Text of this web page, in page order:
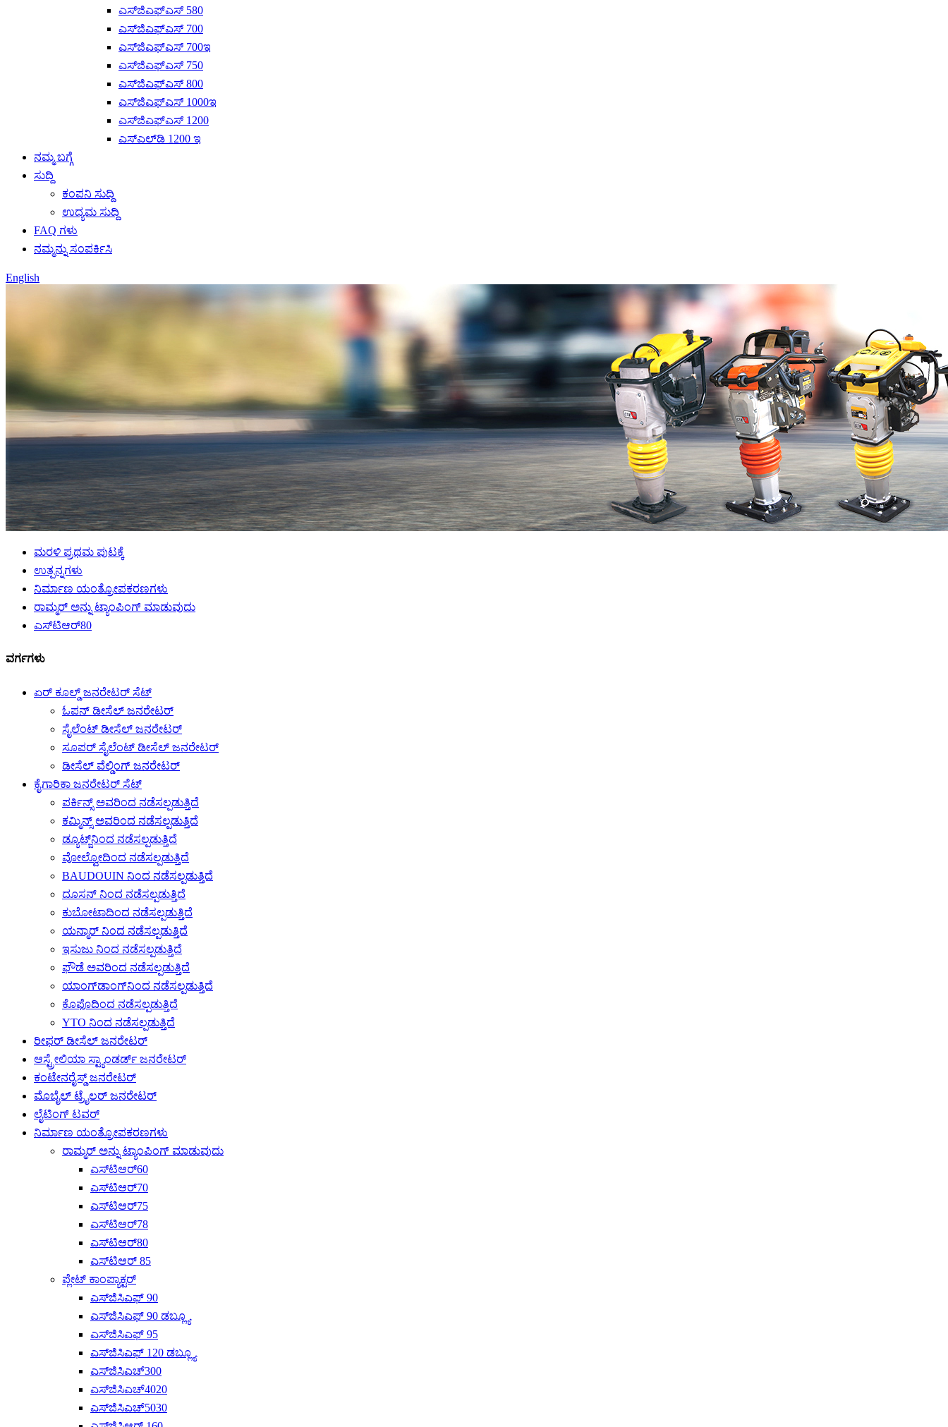
ಎಸ್‌ಜಿಎಫ್‌ಎಸ್ 580
ಎಸ್‌ಜಿಎಫ್‌ಎಸ್ 700
ಎಸ್‌ಜಿಎಫ್‌ಎಸ್ 700ಇ
ಎಸ್‌ಜಿಎಫ್‌ಎಸ್ 750
ಎಸ್‌ಜಿಎಫ್‌ಎಸ್ 800
ಎಸ್‌ಜಿಎಫ್‌ಎಸ್ 1000ಇ
ಎಸ್‌ಜಿಎಫ್‌ಎಸ್ 1200
ಎಸ್‌ಎಲ್‌ಡಿ 1200 ಇ
ನಮ್ಮ ಬಗ್ಗೆ
ಸುದ್ದಿ
ಕಂಪನಿ ಸುದ್ದಿ
ಉದ್ಯಮ ಸುದ್ದಿ
FAQ ಗಳು
ನಮ್ಮನ್ನು ಸಂಪರ್ಕಿಸಿ
English
ಮರಳಿ ಪ್ರಥಮ ಪುಟಕ್ಕೆ
ಉತ್ಪನ್ನಗಳು
ನಿರ್ಮಾಣ ಯಂತ್ರೋಪಕರಣಗಳು
ರಾಮ್ಮರ್ ಅನ್ನು ಟ್ಯಾಂಪಿಂಗ್ ಮಾಡುವುದು
ಎಸ್‌ಟಿಆರ್80
ವರ್ಗಗಳು
ಏರ್ ಕೂಲ್ಡ್ ಜನರೇಟರ್ ಸೆಟ್
ಓಪನ್ ಡೀಸೆಲ್ ಜನರೇಟರ್
ಸೈಲೆಂಟ್ ಡೀಸೆಲ್ ಜನರೇಟರ್
ಸೂಪರ್ ಸೈಲೆಂಟ್ ಡೀಸೆಲ್ ಜನರೇಟರ್
ಡೀಸೆಲ್ ವೆಲ್ಡಿಂಗ್ ಜನರೇಟರ್
ಕೈಗಾರಿಕಾ ಜನರೇಟರ್ ಸೆಟ್
ಪರ್ಕಿನ್ಸ್ ಅವರಿಂದ ನಡೆಸಲ್ಪಡುತ್ತಿದೆ
ಕಮ್ಮಿನ್ಸ್ ಅವರಿಂದ ನಡೆಸಲ್ಪಡುತ್ತಿದೆ
ಡ್ಯೂಟ್ಜ್‌ನಿಂದ ನಡೆಸಲ್ಪಡುತ್ತಿದೆ
ವೋಲ್ವೋದಿಂದ ನಡೆಸಲ್ಪಡುತ್ತಿದೆ
BAUDOUIN ನಿಂದ ನಡೆಸಲ್ಪಡುತ್ತಿದೆ
ದೂಸನ್ ನಿಂದ ನಡೆಸಲ್ಪಡುತ್ತಿದೆ
ಕುಬೋಟಾದಿಂದ ನಡೆಸಲ್ಪಡುತ್ತಿದೆ
ಯನ್ಮಾರ್ ನಿಂದ ನಡೆಸಲ್ಪಡುತ್ತಿದೆ
ಇಸುಜು ನಿಂದ ನಡೆಸಲ್ಪಡುತ್ತಿದೆ
ಫೌಡೆ ಅವರಿಂದ ನಡೆಸಲ್ಪಡುತ್ತಿದೆ
ಯಾಂಗ್‌ಡಾಂಗ್‌ನಿಂದ ನಡೆಸಲ್ಪಡುತ್ತಿದೆ
ಕೊಫೊದಿಂದ ನಡೆಸಲ್ಪಡುತ್ತಿದೆ
YTO ನಿಂದ ನಡೆಸಲ್ಪಡುತ್ತಿದೆ
ರೀಫರ್ ಡೀಸೆಲ್ ಜನರೇಟರ್
ಆಸ್ಟ್ರೇಲಿಯಾ ಸ್ಟ್ಯಾಂಡರ್ಡ್ ಜನರೇಟರ್
ಕಂಟೇನರೈಸ್ಡ್ ಜನರೇಟರ್
ಮೊಬೈಲ್ ಟ್ರೈಲರ್ ಜನರೇಟರ್
ಲೈಟಿಂಗ್ ಟವರ್
ನಿರ್ಮಾಣ ಯಂತ್ರೋಪಕರಣಗಳು
ರಾಮ್ಮರ್ ಅನ್ನು ಟ್ಯಾಂಪಿಂಗ್ ಮಾಡುವುದು
ಎಸ್‌ಟಿಆರ್60
ಎಸ್‌ಟಿಆರ್70
ಎಸ್‌ಟಿಆರ್75
ಎಸ್‌ಟಿಆರ್78
ಎಸ್‌ಟಿಆರ್80
ಎಸ್‌ಟಿಆರ್ 85
ಪ್ಲೇಟ್ ಕಾಂಪ್ಯಾಕ್ಟರ್
ಎಸ್‌ಜಿಸಿಎಫ್ 90
ಎಸ್‌ಜಿಸಿಎಫ್ 90 ಡಬ್ಲ್ಯೂ
ಎಸ್‌ಜಿಸಿಎಫ್ 95
ಎಸ್‌ಜಿಸಿಎಫ್ 120 ಡಬ್ಲ್ಯೂ
ಎಸ್‌ಜಿಸಿಎಚ್300
ಎಸ್‌ಜಿಸಿಎಚ್4020
ಎಸ್‌ಜಿಸಿಎಚ್‌5030